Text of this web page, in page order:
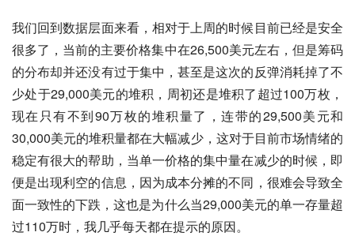
我们回到数据层面来看，相对于上周的时候目前已经是安全
很多了，当前的主要价格集中在26,500美元左右，但是筹码
的分布却并还没有过于集中，甚至是这次的反弹消耗掉了不
少处于29,000美元的堆积，周初还是堆积了超过100万枚，
现在只有不到90万枚的堆积量了，连带的29,500美元和
30,000美元的堆积量都在大幅减少，这对于目前市场情绪的
稳定有很大的帮助，当单一价格的集中量在减少的时候，即
便是出现利空的信息，因为成本分摊的不同，很难会导致全
面一致性的下跌，这也是为什么当29,000美元的单一存量超
过110万时，我几乎每天都在提示的原因。